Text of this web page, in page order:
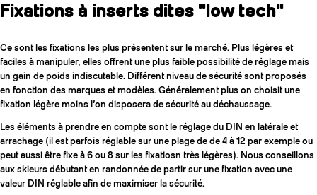
Fixations à inserts dites "low tech"
Ce sont les fixations les plus présentent sur le marché. Plus légères et
faciles à manipuler, elles offrent une plus faible possibilité de réglage mais
un gain de poids indiscutable. Différent niveau de sécurité sont proposés
en fonction des marques et modèles. Généralement plus on choisit une
fixation légère moins l’on disposera de sécurité au déchaussage.
Les éléments à prendre en compte sont le réglage du DIN en latérale et
arrachage (il est parfois réglable sur une plage de de 4 à 12 par exemple ou
peut aussi être fixe à 6 ou 8 sur les fixatiosn très légères). Nous conseillons
aux skieurs débutant en randonnée de partir sur une fixation avec une
valeur DIN réglable afin de maximiser la sécurité.